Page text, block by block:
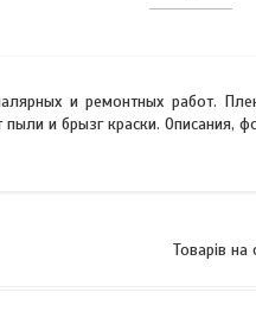
и ремонтных работ.
и брызг краски. Описания,